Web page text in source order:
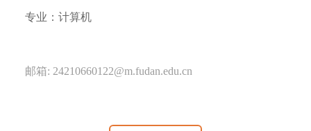
专业：计算机
邮箱: 24210660122@m.fudan.edu.cn